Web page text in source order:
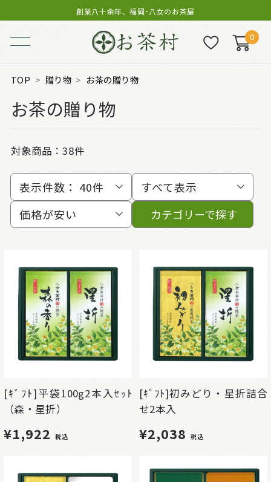
創業八十余年、福岡･八女のお茶屋
0
TOP 贈り物 お茶の贈り物
お茶の贈り物
対象商品： 38件
表示件数： 40件
すべて表示
価格が安い
カテゴリーで探す
[ｷﾞﾌﾄ]平袋100g2本入ｾｯﾄ
（森・星折）
¥1,922 税込
[ｷﾞﾌﾄ]初みどり・星折詰合
せ2本入
¥2,038 税込